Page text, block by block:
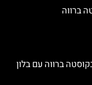
ברווה
ברווה עם בלון